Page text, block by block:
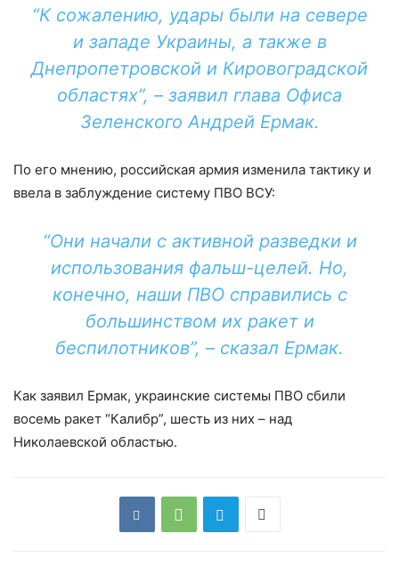
“К сожалению, удары были на севере
и западе Украины, а также в
Днепропетровской и Кировоградской
областях”, – заявил глава Офиса
Зеленского Андрей Ермак.
По его мнению, российская армия изменила тактику и
ввела в заблуждение систему ПВО ВСУ:
“Они начали с активной разведки и
использования фальш-целей. Но,
конечно, наши ПВО справились с
большинством их ракет и
беспилотников”, – сказал Ермак.
Как заявил Ермак, украинские системы ПВО сбили
восемь ракет “Калибр”, шесть из них – над
Николаевской областью.